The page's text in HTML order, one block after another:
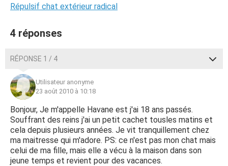
Répulsif chat extérieur radical
4 réponses
RÉPONSE 1 / 4
Utilisateur anonyme
23 août 2010 à 10:18
Bonjour, Je m'appelle Havane est j'ai 18 ans passés.
Souffrant des reins j'ai un petit cachet tousles matins et
cela depuis plusieurs années. Je vit tranquillement chez
ma maitresse qui m'adore. PS: ce n'est pas mon chat mais
celui de ma fille, mais elle a vécu à la maison dans son
jeune temps et revient pour des vacances.